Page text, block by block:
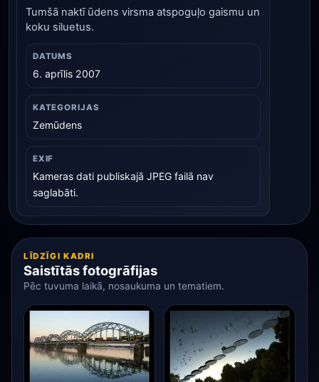
Tumšā naktī ūdens virsma atspoguļo gaismu un
koku siluetus.
DATUMS
6. aprīlis 2007
KATEGORIJAS
Zemūdens
EXIF
Kameras dati publiskajā JPEG failā nav
saglabāti.
LĪDZĪGI KADRI
Saistītās fotogrāfijas
Pēc tuvuma laikā, nosaukuma un tematiem.